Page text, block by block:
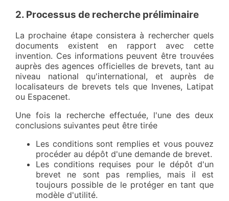
2. Processus de recherche préliminaire
La prochaine étape consistera à rechercher quels
documents existent en rapport avec cette
invention. Ces informations peuvent être trouvées
auprès des agences officielles de brevets, tant au
niveau national qu'international, et auprès de
localisateurs de brevets tels que Invenes, Latipat
ou Espacenet.
Une fois la recherche effectuée, l'une des deux
conclusions suivantes peut être tirée
Les conditions sont remplies et vous pouvez
procéder au dépôt d'une demande de brevet.
Les conditions requises pour le dépôt d'un
brevet ne sont pas remplies, mais il est
toujours possible de le protéger en tant que
modèle d'utilité.